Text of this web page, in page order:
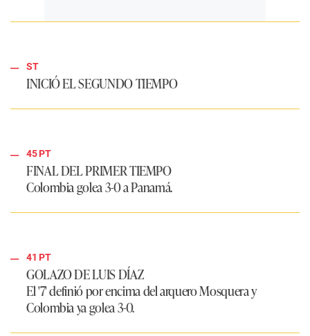
ST
INICIÓ EL SEGUNDO TIEMPO
45 PT
FINAL DEL PRIMER TIEMPO
Colombia golea 3-0 a Panamá.
41 PT
GOLAZO DE LUIS DÍAZ
El '7' definió por encima del arquero Mosquera y
Colombia ya golea 3-0.